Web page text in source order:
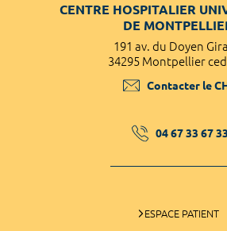
CENTRE HOSPITALIER
DE
191 av. du Doyen
34295 Montpellier
Contacter le
04 67 33 67 33
ESPACE PATIENT